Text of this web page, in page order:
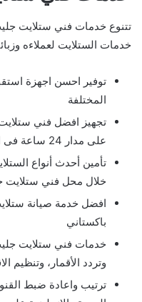
تتنوع خدمات فني ستلايت
خدمات الستلايت لعملاءه
توفير احسن اجهزة
المختلفة
تجهيز افضل فني ستلايت
على مدار 24 ساعة فى اليوم
تأمين أحدث أنواع
خلال محل فني ستلايت
افضل خدمة صيانة
باكستاني
خدمات فني ستلايت
وتردد الأقمار، وتنظيم
ترتيب واعادة ضبط